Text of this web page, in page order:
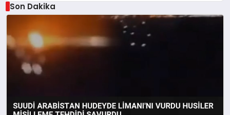
Son Dakika